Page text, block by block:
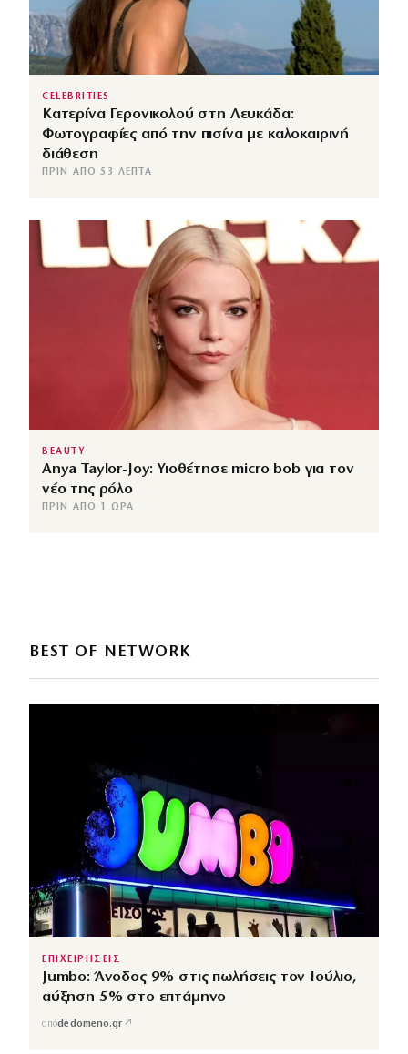
CELEBRITIES
Κατερίνα Γερονικολού στη Λευκάδα:
Φωτογραφίες από την πισίνα με καλοκαιρινή
διάθεση
ΠΡΙΝ ΑΠΌ 53 ΛΕΠΤΆ
BEAUTY
Anya Taylor-Joy: Υιοθέτησε micro bob για τον
νέο της ρόλο
ΠΡΙΝ ΑΠΌ 1 ΏΡΑ
BEST OF NETWORK
ΕΠΙΧΕΙΡΗΣΕΙΣ
Jumbo: Άνοδος 9% στις πωλήσεις τον Ιούλιο,
αύξηση 5% στο επτάμηνο
απόdedomeno.gr ↗